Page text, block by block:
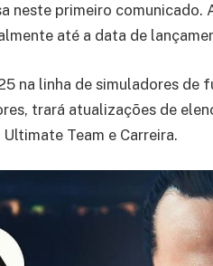
neste primeiro
até a data de
na linha de simuladores
trará atualizações de
Team e Carreira.